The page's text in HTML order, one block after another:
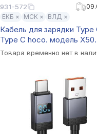
931-572
ЕКБ ×
МСК × ВЛД ×
Кабель для зарядки Type
Type C hoco. модель X50
Exquisito, 100Вт, 1 м,
Товара временно нет в